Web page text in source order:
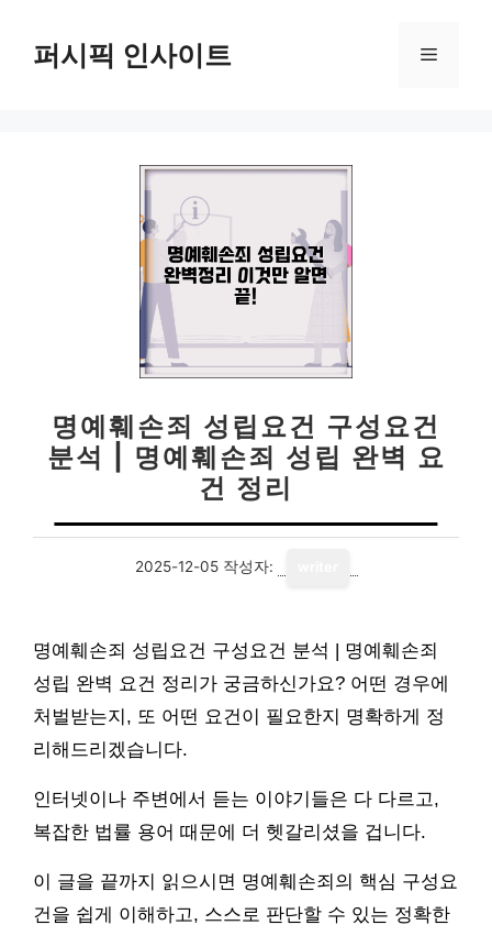
퍼시픽 인사이트 메
명예훼손죄 성립요건 구성요건
분석 | 명예훼손죄 성립 완벽 요
건 정리
2025-12-05 작성자:
명예훼손죄 성립요건 구성요건 분석 | 명예훼손죄
성립 완벽 요건 정리가 궁금하신가요? 어떤 경우에
처벌받는지, 또 어떤 요건이 필요한지 명확하게 정
리해드리겠습니다.
인터넷이나 주변에서 듣는 이야기들은 다 다르고,
복잡한 법률 용어 때문에 더 헷갈리셨을 겁니다.
이 글을 끝까지 읽으시면 명예훼손죄의 핵심 구성요
건을 쉽게 이해하고, 스스로 판단할 수 있는 정확한